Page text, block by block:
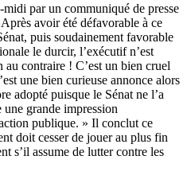
par un communiqué de presse
avoir été défavorable à ce
puis soudainement favorable
le durcir, l’exécutif n’est
contraire ! C’est un bien cruel
une bien curieuse annonce alors
adopté puisque le Sénat ne l’a
grande impression
publique. » Il conclut ce
doit cesser de jouer au plus fin
s’il assume de lutter contre les